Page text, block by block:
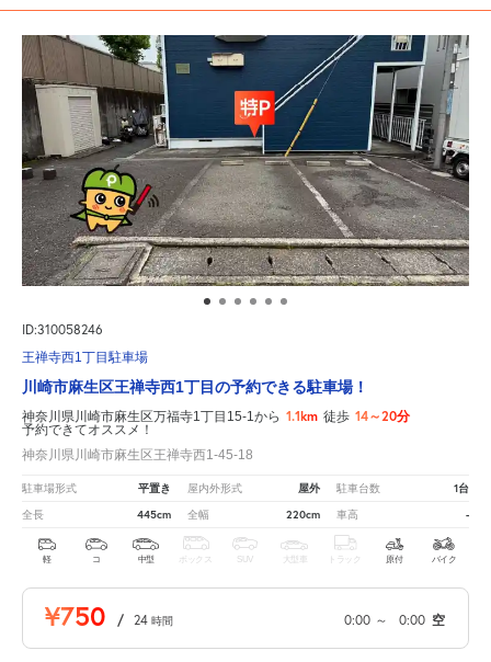
ID:310058246
王禅寺西1丁目駐車場
川崎市麻生区王禅寺西1丁目の予約できる駐車場！
神奈川県川崎市麻生区万福寺1丁目15-1から 1.1km 徒歩 14～20分
予約できてオススメ！
神奈川県川崎市麻生区王禅寺西1-45-18
駐車場形式 平置き 屋内外形式 屋外 駐車台数 1台
全長 445cm 全幅 220cm 車高 -
軽 コ 中型 ボックス SUV 大型車 トラック 原付 バイク
¥750 / 24 時間 0:00 ～ 0:00 空